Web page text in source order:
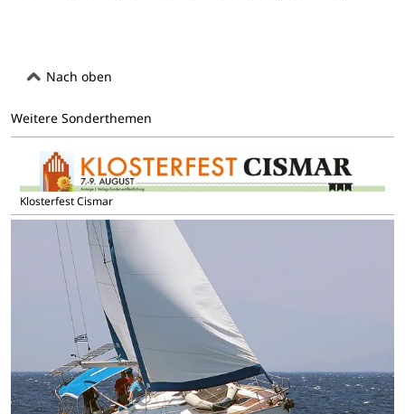
Nach oben
Weitere Sonderthemen
Klosterfest Cismar